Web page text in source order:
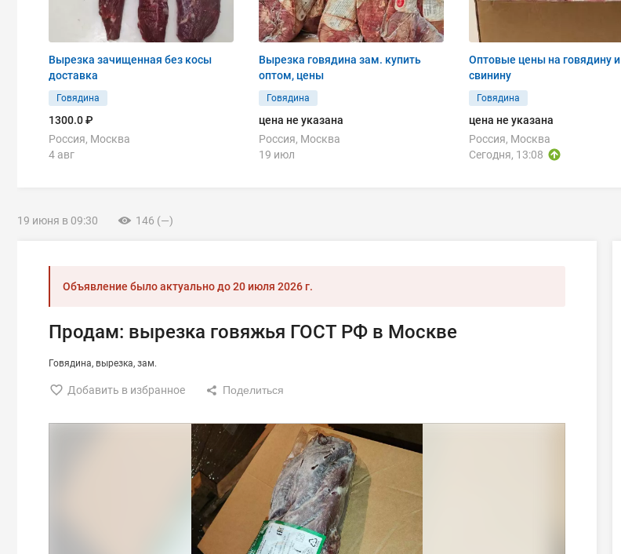
Вырезка зачищенная без косы
доставка
Говядина
1300.0 ₽
Россия, Москва
4 авг
Вырезка говядина зам. купить
оптом, цены
Говядина
цена не указана
Россия, Москва
19 июл
Оптовые цены на говядину и
свинину
Говядина
цена не указана
Россия, Москва
Сегодня, 13:08
19 июня в 09:30 146 (—)
Объявление было актуально до20 июля 2026 г.
Продам: вырезка говяжья ГОСТ РФ в Москве
Говядина вырезка зам.
Добавить в избранное